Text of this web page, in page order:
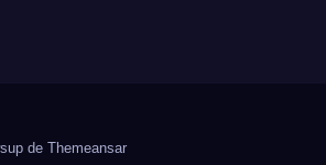
de Themeansar